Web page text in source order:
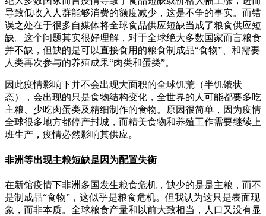
导致低收入人群能够消费的额度减少，这是不争的事实。而错
误之处在于很多自媒体将全球食品供应短缺当成了粮食供应短
缺。这个问题其实很好理解，对于全球绝大多数国家而言粮食
并不缺，但缺的是可以直接食用的粮食制成品“食物”、和需要
人类再次参与的养殖成果“肉类和蛋类”。
因此疫情影响下并不会出现大面积的全球饥荒（半饥饿状
态），会出现的只是食物结构变化，全世界的人可能都要多吃
主粮、少吃肉蛋类及精细制作的食物。原因很简单，因为疫情
全球很多地方都停产封城，而精美食物和养殖工作需要继续上
班生产，疫情必然影响其供应。
非洲等出现主粮短缺是因为配置失衡
在新馆疫情下非洲多国发生粮食危机，缺少的是是主粮，而不
是制成品“食物”，这似乎是粮食危机。但我认为这只是表面现
象，而非本质。全球粮食产量和以前大致相当，人口又没有显